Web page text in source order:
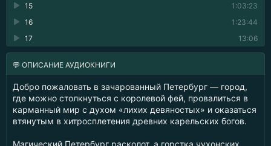
1:03:23
15
1:23:44
16
13:06
17
💬 ОПИСАНИЕ АУДИОКНИГИ
Добро пожаловать в зачарованный Петербург — город,
где можно столкнуться с королевой фей, провалиться в
карманный мир с духом «лихих девяностых» и оказаться
втянутым в хитросплетения древних карельских богов.
Магический Петербург расколот, а горстка чухонских